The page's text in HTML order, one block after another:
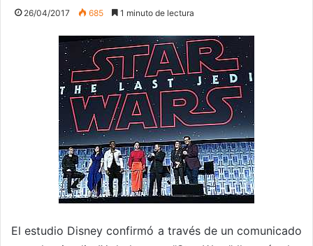
26/04/2017 685 1 minuto de lectura
El estudio Disney confirmó a través de un comunicado